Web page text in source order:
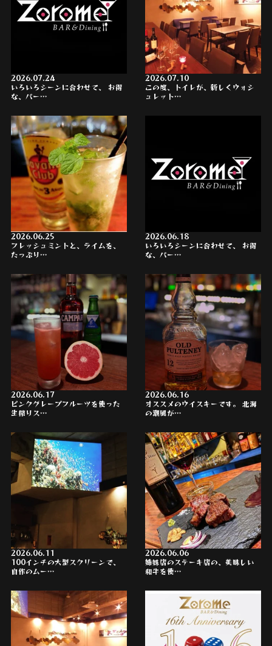
2026.07.24
いろいろシーンに合わせて、 お得
な、パー…
2026.07.10
この度、トイレが、新しくウォシ
ュレット…
2026.06.25
フレッシュミントと、ライムを、
たっぷり…
2026.06.18
いろいろシーンに合わせて、 お得
な、パー…
2026.06.17
ピンクグレープフルーツを使った
生搾りス…
2026.06.16
オススメのウイスキーです。 北海
の潮風が…
2026.06.11
100インチの大型スクリーンで、
自作のムー…
2026.06.06
姉妹店のステーキ店の、美味しい
和牛を使…